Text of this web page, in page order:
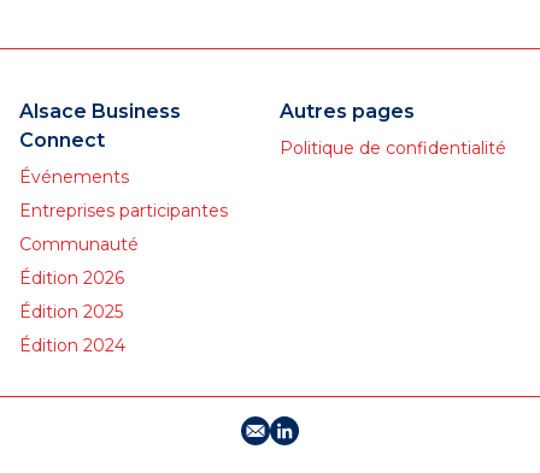
Alsace Business
Connect
Événements
Entreprises participantes
Communauté
Édition 2026
Édition 2025
Édition 2024
Autres pages
Politique de confidentialité
E-mailProfil LinkedIn